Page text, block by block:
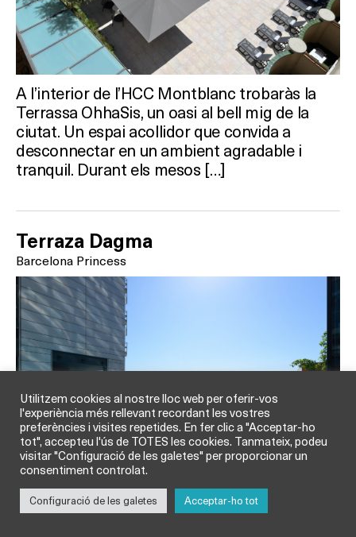
A l’interior de l’HCC Montblanc trobaràs la
Terrassa OhhaSis, un oasi al bell mig de la
ciutat. Un espai acollidor que convida a
desconnectar en un ambient agradable i
tranquil. Durant els mesos […]
Terraza Dagma
Barcelona Princess
Utilitzem cookies al nostre lloc web per oferir-vos
l'experiència més rellevant recordant les vostres
preferències i visites repetides. En fer clic a "Acceptar-ho
tot", accepteu l'ús de TOTES les cookies. Tanmateix, podeu
visitar "Configuració de les galetes" per proporcionar un
consentiment controlat.
Configuració de les galetes Acceptar-ho tot